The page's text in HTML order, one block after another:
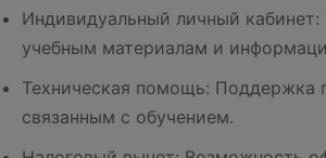
Индивидуальный личный
учебным материалам и
Техническая помощь: Поддержка
связанным с обучением.